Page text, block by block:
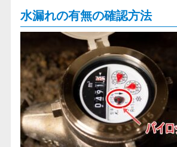
水漏れの有無の確認方法